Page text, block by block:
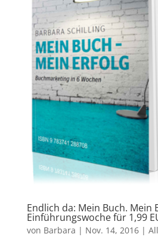
Endlich da: Mein Buch. Mein
Einführungswoche für 1,99
von Barbara | Nov. 14, 2016|